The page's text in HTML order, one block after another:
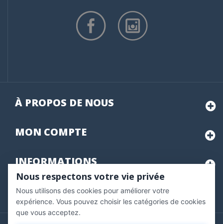
À PROPOS DE NOUS
MON COMPTE
INFORMATIONS
Marchand approuvé par la Société des Avis Garantis,
pour vérifier .
Nous respectons votre vie privée
Nous utilisons des cookies pour améliorer votre
expérience. Vous pouvez choisir les catégories de cookies
que vous acceptez.